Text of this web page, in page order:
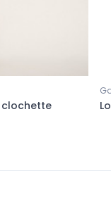
clochette